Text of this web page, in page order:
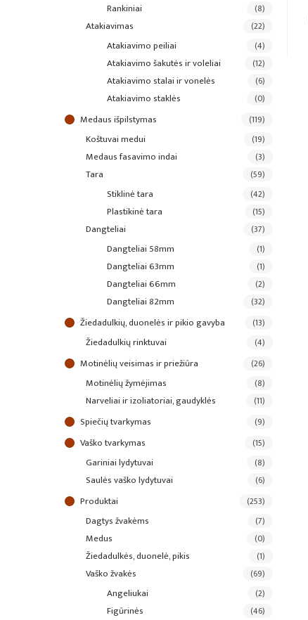
rankiniai (8)
atakiavimas (22)
atakiavimo peiliai (4)
atakiavimo šakutės ir voleliai (12)
atakiavimo stalai ir vonelės (6)
atakiavimo staklės (0)
medaus išpilstymas (119)
koštuvai medui (19)
medaus fasavimo indai (3)
tara (59)
stiklinė tara (42)
plastikinė tara (15)
dangteliai (37)
dangteliai 58mm (1)
dangteliai 63mm (1)
dangteliai 66mm (2)
dangteliai 82mm (32)
žiedadulkių, duonelės ir pikio gavyba (13)
žiedadulkių rinktuvai (4)
motinėlių veisimas ir priežiūra (26)
motinėlių žymėjimas (8)
narveliai ir izoliatoriai, gaudyklės (11)
spiečių tvarkymas (9)
vaško tvarkymas (15)
gariniai lydytuvai (8)
saulės vaško lydytuvai (6)
produktai (253)
dagtys žvakėms (7)
medus (0)
žiedadulkės, duonelė, pikis (1)
vaško žvakės (69)
angeliukai (2)
figūrinės (46)